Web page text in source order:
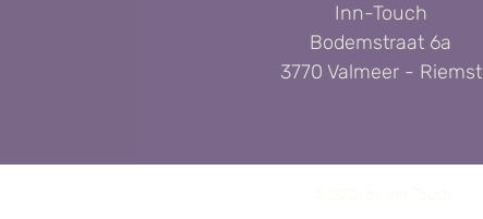
Inn-Touch
Bodemstraat 6a
3770 Valmeer - Riemst